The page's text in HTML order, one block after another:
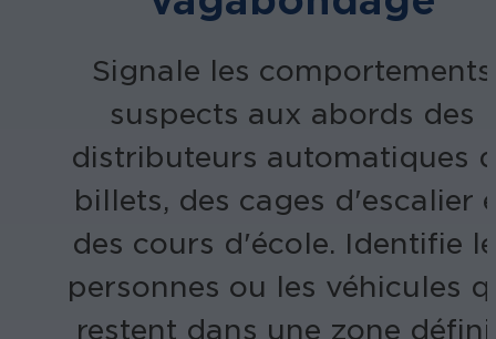
Signale les comportements
suspects aux abords des
distributeurs automatiques
billets, des cages d'escalier
des cours d'école. Identifie
personnes ou les véhicules
restent dans une zone